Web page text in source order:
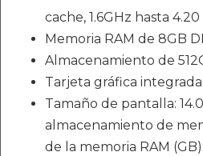
cache, 1.6GHz hasta 4.20
Memoria RAM de 8GB
Almacenamiento de
Tarjeta gráfica
Tamaño de pantalla:
almacenamiento de
de la memoria RAM